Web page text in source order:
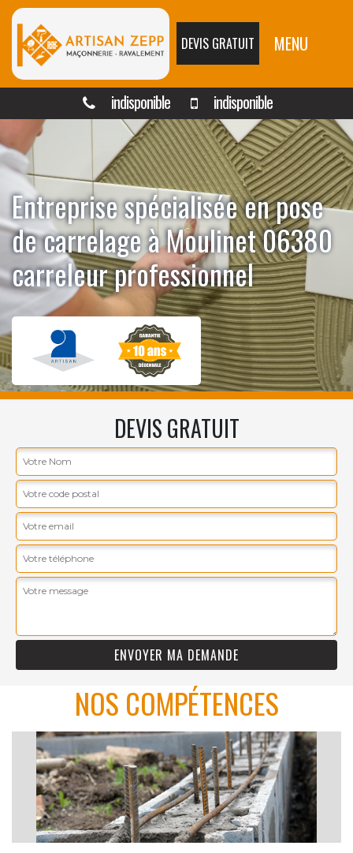
DEVIS GRATUIT MENU
indisponible indisponible
Entreprise spécialisée en pose
de carrelage à Moulinet 06380
carreleur professionnel
DEVIS GRATUIT
NOS COMPÉTENCES